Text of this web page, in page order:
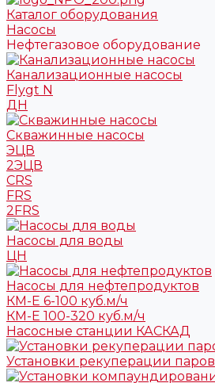
Каталог оборудования
Насосы
Нефтегазовое оборудование
Канализационные насосы
Flygt N
ДН
Скважинные насосы
ЭЦВ
2ЭЦВ
CRS
FRS
2FRS
Насосы для воды
ЦН
Насосы для нефтепродуктов
КМ-Е 6-100 куб.м/ч
КМ-Е 100-320 куб.м/ч
Насосные станции КАСКАД
Установки рекуперации паров